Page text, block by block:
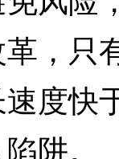
，只
度快
阱。